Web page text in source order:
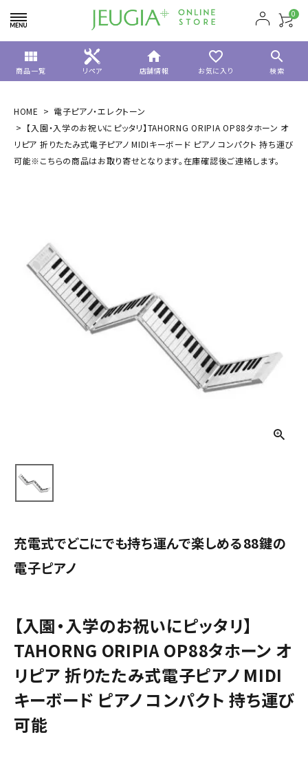
0
view_module
商品一覧 リペア
home
店舗情報
favorite_border
お気に入り
search
検索
HOME
電子ピアノ・エレクトーン
【入園・入学のお祝いにピッタリ】TAHORNG ORIPIA OP88タホーン オ
リピア 折りたたみ式電子ピアノ MIDIキーボード ピアノ コンパクト 持ち運び
可能※こちらの商品はお取り寄せとなります。在庫確認後ご連絡します。
充電式でどこにでも持ち運んで楽しめる88鍵の
電子ピアノ
【入園・入学のお祝いにピッタリ】
TAHORNG ORIPIA OP88タホーン オ
リピア 折りたたみ式電子ピアノ MIDI
キーボード ピアノ コンパクト 持ち運び
可能